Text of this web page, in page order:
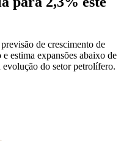
de crescimento de
estima expansões abaixo de
do setor petrolífero.